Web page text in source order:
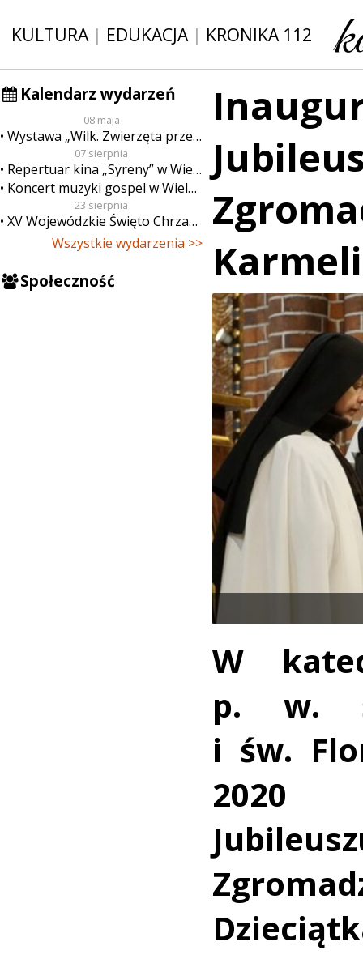
KULTURA| EDUKACJA| KRONIKA 112
Kalendarz wydarzeń
08 maja
Wystawa „Wilk. Zwierzęta przeklęte”
07 sierpnia
Repertuar kina „Syreny” w Wieluniu w dn. od 7 do 13 sierpnia
Koncert muzyki gospel w Wieluniu
23 sierpnia
XV Wojewódzkie Święto Chrzanu
Wszystkie wydarzenia >>
Społeczność
W
p. w.
i św.
2020